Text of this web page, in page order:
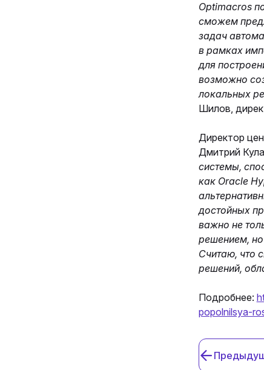
Optimacros
сможем
задач
в рамках
для
возможно
локальных
Шилов,
Директор
Дмитрий
системы,
как Oracle
достойных
важно не
решением,
Считаю, что
решений,
Подробнее:
popolnilsya-